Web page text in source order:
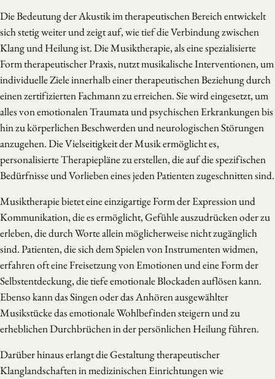
Die Bedeutung der Akustik im therapeutischen Bereich entwickelt
sich stetig weiter und zeigt auf, wie tief die Verbindung zwischen
Klang und Heilung ist. Die Musiktherapie, als eine spezialisierte
Form therapeutischer Praxis, nutzt musikalische Interventionen, um
individuelle Ziele innerhalb einer therapeutischen Beziehung durch
einen zertifizierten Fachmann zu erreichen. Sie wird eingesetzt, um
alles von emotionalen Traumata und psychischen Erkrankungen bis
hin zu körperlichen Beschwerden und neurologischen Störungen
anzugehen. Die Vielseitigkeit der Musik ermöglicht es,
personalisierte Therapiepläne zu erstellen, die auf die spezifischen
Bedürfnisse und Vorlieben eines jeden Patienten zugeschnitten sind.
Musiktherapie bietet eine einzigartige Form der Expression und
Kommunikation, die es ermöglicht, Gefühle auszudrücken oder zu
erleben, die durch Worte allein möglicherweise nicht zugänglich
sind. Patienten, die sich dem Spielen von Instrumenten widmen,
erfahren oft eine Freisetzung von Emotionen und eine Form der
Selbstentdeckung, die tiefe emotionale Blockaden auflösen kann.
Ebenso kann das Singen oder das Anhören ausgewählter
Musikstücke das emotionale Wohlbefinden steigern und zu
erheblichen Durchbrüchen in der persönlichen Heilung führen.
Darüber hinaus erlangt die Gestaltung therapeutischer
Klanglandschaften in medizinischen Einrichtungen wie